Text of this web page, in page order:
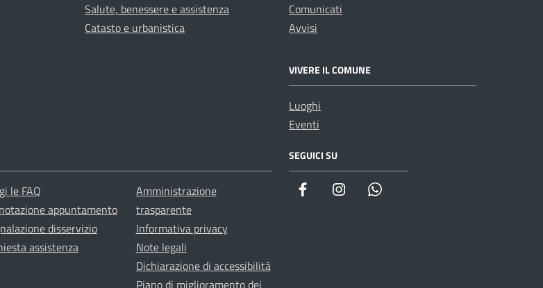
Salute, benessere e assistenza
Catasto e urbanistica
Comunicati
Avvisi
VIVERE IL COMUNE
Luoghi
Eventi
le FAQ
appuntamento
disservizio
assistenza
Amministrazione
trasparente
Informativa privacy
Note legali
Dichiarazione di accessibilità
Piano di miglioramento dei
SEGUICI SU